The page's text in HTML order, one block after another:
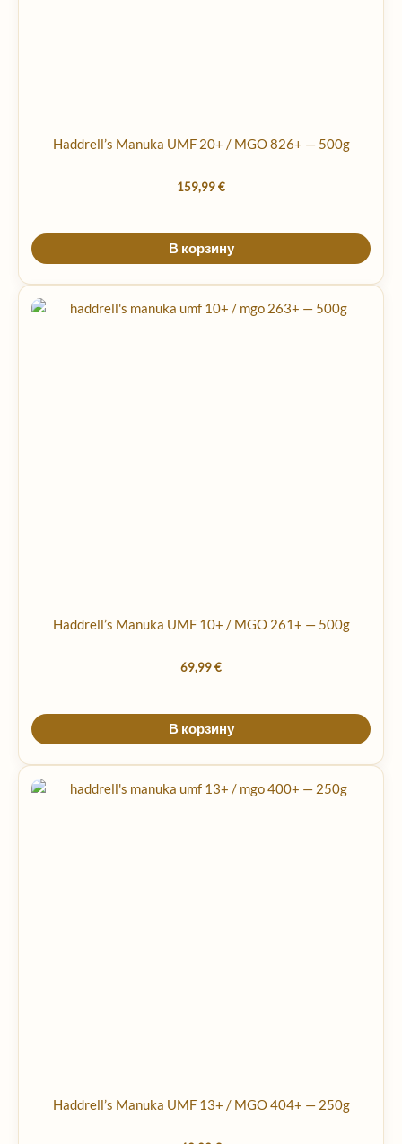
Haddrell’s Manuka UMF 20+ / MGO 826+ — 500g
159,99€
В корзину
Haddrell’s Manuka UMF 10+ / MGO 261+ — 500g
69,99€
В корзину
Haddrell’s Manuka UMF 13+ / MGO 404+ — 250g